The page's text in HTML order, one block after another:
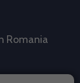
Romania